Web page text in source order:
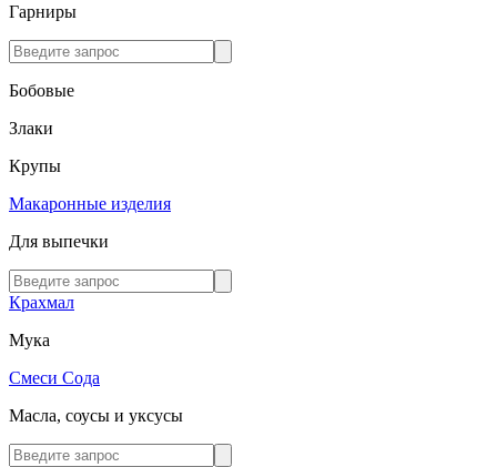
Гарниры
Бобовые
Злаки
Крупы
Макаронные изделия
Для выпечки
Крахмал
Мука
Смеси Сода
Масла, соусы и уксусы